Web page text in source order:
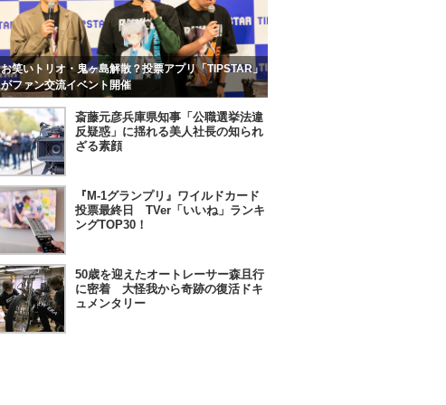
お笑いトリオ・鬼ヶ島解散？投票アプリ「TIPSTAR」
がファン交流イベント開催
斎藤元彦兵庫県知事「公職選挙法違
反疑惑」に揺れる美人社長の知られ
ざる素顔
『M-1グランプリ』ワイルドカード
投票最終日 TVer「いいね」ランキ
ングTOP30！
50歳を迎えたオートレーサー森且行
に密着 大怪我から奇跡の復活ドキ
ュメンタリー